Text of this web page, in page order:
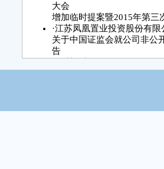
大会
增加临时提案暨2015年第三
·江苏凤凰置业投资股份有限
关于中国证监会就公司非公
告